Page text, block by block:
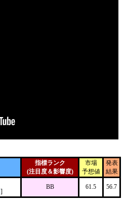
指標ランク
(注目度＆影響度)
市場
予想値
発表
結果
]
BB 61.5 56.7